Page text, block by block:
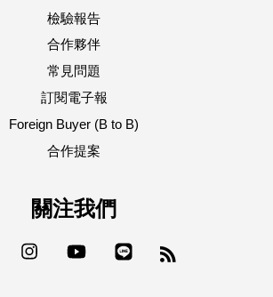
檢驗報告
合作夥伴
常見問題
訂閱電子報
Foreign Buyer (B to B)
合作提案
關注我們
Facebook Instagram YouTube